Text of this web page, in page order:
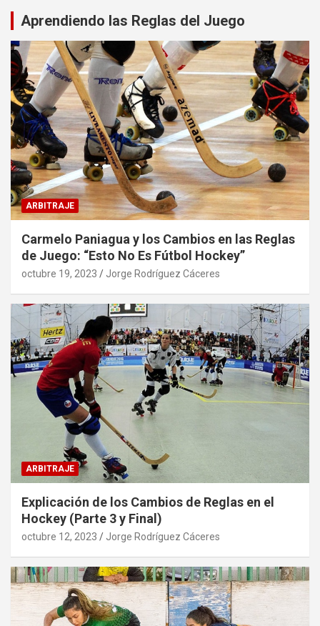
Aprendiendo las Reglas del Juego
ARBITRAJE
Carmelo Paniagua y los Cambios en las Reglas
de Juego: “Esto No Es Fútbol Hockey”
octubre 19, 2023 Jorge Rodríguez Cáceres
ARBITRAJE
Explicación de los Cambios de Reglas en el
Hockey (Parte 3 y Final)
octubre 12, 2023 Jorge Rodríguez Cáceres